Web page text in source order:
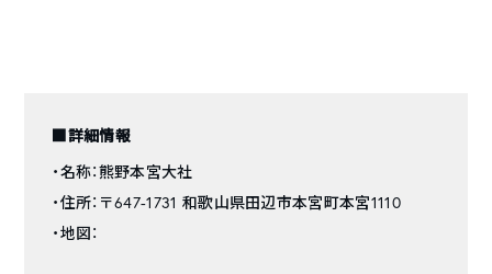
■詳細情報
・名称：熊野本宮大社
・住所：〒647-1731 和歌山県田辺市本宮町本宮1110
・地図：